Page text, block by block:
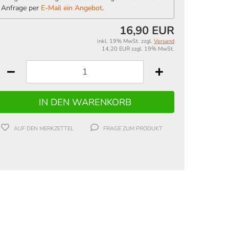
Anfrage per E-Mail ein Angebot.
16,90 EUR
inkl. 19% MwSt. zzgl. Versand
14,20 EUR zzgl. 19% MwSt.
AUF DEN MERKZETTEL FRAGE ZUM PRODUKT